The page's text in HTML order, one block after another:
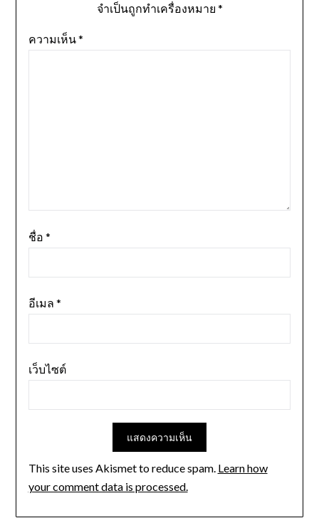
จำเป็นถูกทำเครื่องหมาย *
ความเห็น*
ชื่อ *
อีเมล *
เว็บไซต์
This site uses Akismet to reduce spam. Learn how
your comment data is processed.